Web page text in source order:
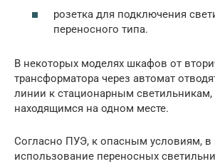
розетка для подключения
переносного типа.
В некоторых моделях шкафов от
трансформатора через автомат
линии к стационарным светильникам,
находящимся на одном месте.
Согласно ПУЭ, к опасным условиям, в
использование переносных